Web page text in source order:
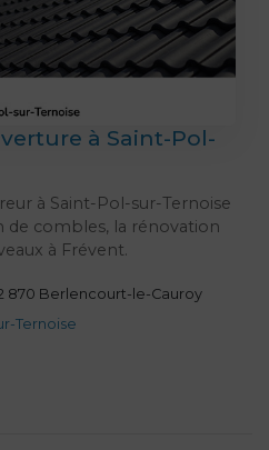
à Saint-Pol-
à Saint-Pol-sur-Ternoise
de combles, la rénovation
à Frévent.
870 Berlencourt-le-Cauroy
Ternoise